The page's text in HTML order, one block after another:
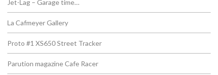
Jet-Lag – Garage time…
La Cafmeyer Gallery
Proto #1 XS650 Street Tracker
Parution magazine Cafe Racer